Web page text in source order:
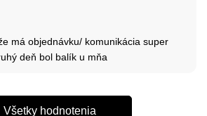
má objednávku/ komunikácia super
deň bol balík u mňa
Všetky hodnotenia